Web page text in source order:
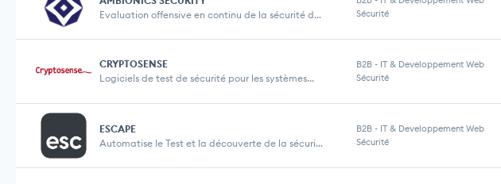
Evaluation offensive en continu de la sécurité d...
Sécurité
CRYPTOSENSE
Logiciels de test de sécurité pour les systèmes...
B2B - IT & Developpement Web
Sécurité
ESCAPE
Automatise le Test et la découverte de la sécuri...
B2B - IT & Developpement Web
Sécurité